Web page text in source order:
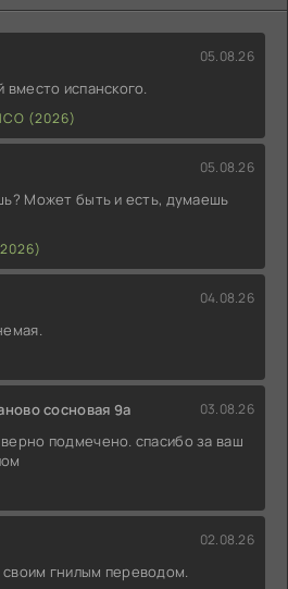
05.08.26
вместо испанского.
(2026)
05.08.26
Может быть и есть, думаешь
04.08.26
сосновая 9а 03.08.26
подмечено. спасибо за ваш
02.08.26
гнилым переводом.